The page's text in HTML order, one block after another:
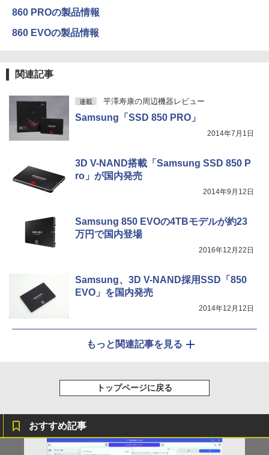
￥6,500
4
薄型 軽量 持ち運び 壁掛けに対応 Switc
h/PS3/PS4/PS5/Xbox One/PC/スマホ/U
SBType-C/標準HDMI対応【選べる種
類】タッチ/ケース付き/4Kタイプ
【楽天1位！保護レザーケース付き】【タ
ノングレア 非光沢 1080PフルHD コスパ
高画質 デュアルモニター サブモニター
ポータブルモニター ゲーミングモニター
リモートワーク IPS Tpye-C/mini HDMI
￥9,999
4
STAR WARS マンダロリアンとグローグ
5
幽冥の岸 十二国記 （新潮文庫） [ 小野
不由美 ]
【2026年アップグレード版】AOKIMI ワイヤ
レスイヤホン bluetooth イヤホン V12 小型
リング ANC 36時間再生
On My Road (Stadium ver.)
BUGS LIFE
￥250
by Amazon 炭酸水 ラベルレス 500ml ×24本
コカ・コーラ やかんの麦茶 from 爽健美茶 ラ
ベルレス 650mlPET×24本
スーパーの裏でヤニ吸うふたり 9巻 (デジタル
版ビッグガンガンコミックス)
ONE PIECE モノクロ版 115 (ジャンプコミッ
クスDIGITAL)
860 PROの製品情報
860 EVOの製品情報
関連記事
連載 平澤寿康の周辺機器レビュー
Samsung「SSD 850 PRO」
2014年7月1日
3D V-NAND搭載「Samsung SSD 850 P
ro」が国内発売
2014年9月12日
Samsung 850 EVOの4TBモデルが約23
万円で国内登場
2016年12月22日
Samsung、3D V-NAND採用SSD「850
EVO」を国内発売
2014年12月12日
もっと関連記事を見る
トップページに戻る
おすすめ記事